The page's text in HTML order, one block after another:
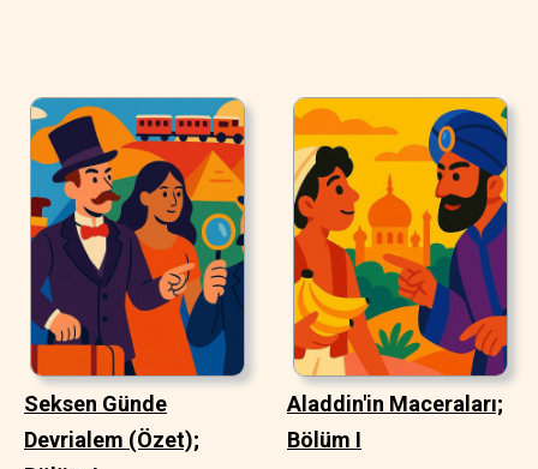
Seksen Günde
Devrialem (Özet);
Aladdin'in Maceraları;
Bölüm I